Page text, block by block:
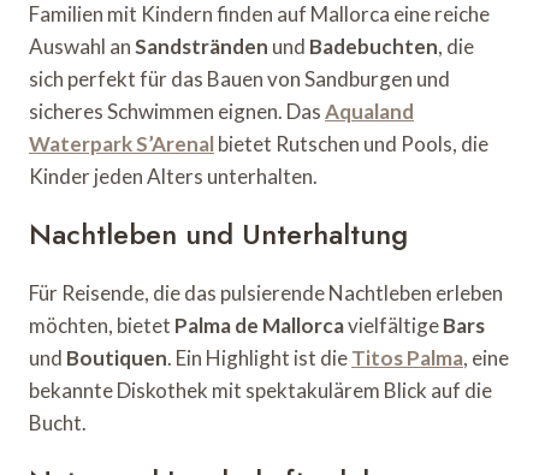
Familien mit Kindern finden auf Mallorca eine reiche
Auswahl anSandstränden und Badebuchten, die
sich perfekt für das Bauen von Sandburgen und
sicheres Schwimmen eignen. DasAqualand
Waterpark S’Arenalbietet Rutschen und Pools, die
Kinder jeden Alters unterhalten.
Nachtleben und Unterhaltung
Für Reisende, die das pulsierende Nachtleben erleben
möchten, bietet Palma de MallorcavielfältigeBars
und Boutiquen. Ein Highlight ist dieTitos Palma, eine
bekannte Diskothek mit spektakulärem Blick auf die
Bucht.